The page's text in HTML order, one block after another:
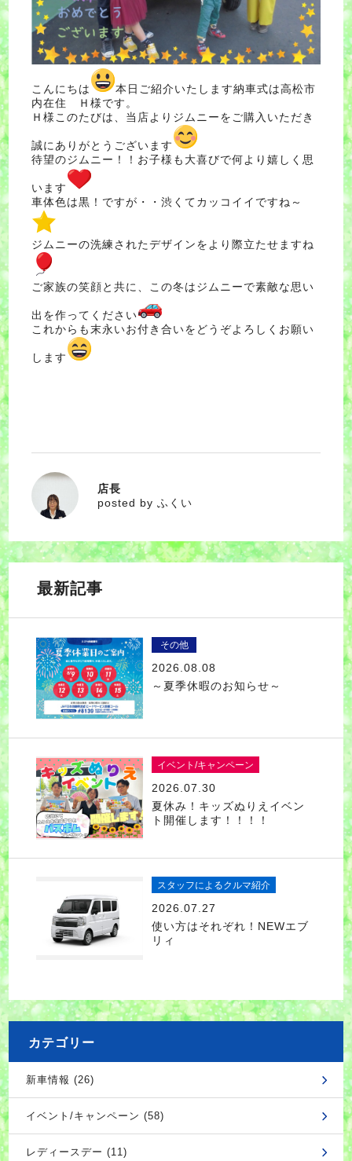
こんにちは
本日ご紹介いたします納車式は高松市
内在住 Ｈ様です。
Ｈ様このたびは、当店よりジムニーをご購入いただき
誠にありがとうございます
待望のジムニー！！お子様も大喜びで何より嬉しく思
います
車体色は黒！ですが・・渋くてカッコイイですね～
ジムニーの洗練されたデザインをより際立たせますね
ご家族の笑顔と共に、この冬はジムニーで素敵な思い
出を作ってください
これからも末永いお付き合いをどうぞよろしくお願い
します
ふくい
店長
posted by ふくい
最新記事
その他
2026.08.08
～夏季休暇のお知らせ～
イベント/キャンペーン
2026.07.30
夏休み！キッズぬりえイベン
ト開催します！！！！
スタッフによるクルマ紹介
2026.07.27
使い方はそれぞれ！NEWエブ
リィ
カテゴリー
新車情報 (26)
イベント/キャンペーン (58)
レディースデー (11)